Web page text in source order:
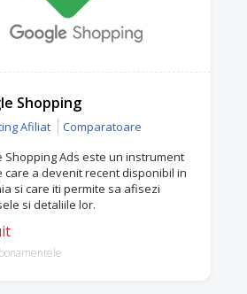
Shopping
Afiliat
Comparatoare
Shopping Ads este un instrument
care a devenit recent disponibil in
si care iti permite sa afisezi
si detaliile lor.